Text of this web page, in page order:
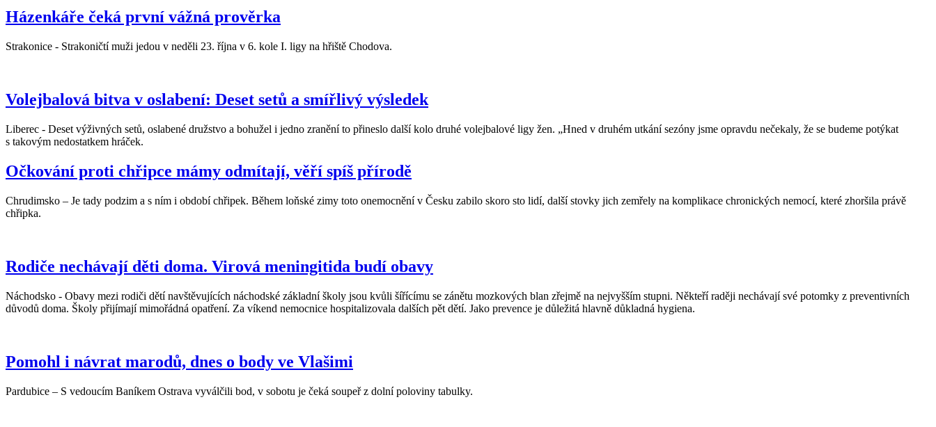
Házenkáře čeká první vážná prověrka
Strakonice - Strakoničtí muži jedou v neděli 23. října v 6. kole I. ligy na hřiště Chodova.
Volejbalová bitva v oslabení: Deset setů a smířlivý výsledek
Liberec - Deset výživných setů, oslabené družstvo a bohužel i jedno zranění to přineslo další kolo druhé volejbalové ligy žen. „Hned v druhém utkání sezóny jsme opravdu nečekaly, že se budeme potýkat
s takovým nedostatkem hráček.
Očkování proti chřipce mámy odmítají, věří spíš přírodě
Chrudimsko – Je tady podzim a s ním i období chřipek. Během loňské zimy toto onemocnění v Česku zabilo skoro sto lidí, další stovky jich zemřely na komplikace chronických nemocí, které zhoršila právě
chřipka.
Rodiče nechávají děti doma. Virová meningitida budí obavy
Náchodsko - Obavy mezi rodiči dětí navštěvujících náchodské základní školy jsou kvůli šířícímu se zánětu mozkových blan zřejmě na nejvyšším stupni. Někteří raději nechávají své potomky z preventivních
důvodů doma. Školy přijímají mimořádná opatření. Za víkend nemocnice hospitalizovala dalších pět dětí. Jako prevence je důležitá hlavně důkladná hygiena.
Pomohl i návrat marodů, dnes o body ve Vlašimi
Pardubice – S vedoucím Baníkem Ostrava vyválčili bod, v sobotu je čeká soupeř z dolní poloviny tabulky.